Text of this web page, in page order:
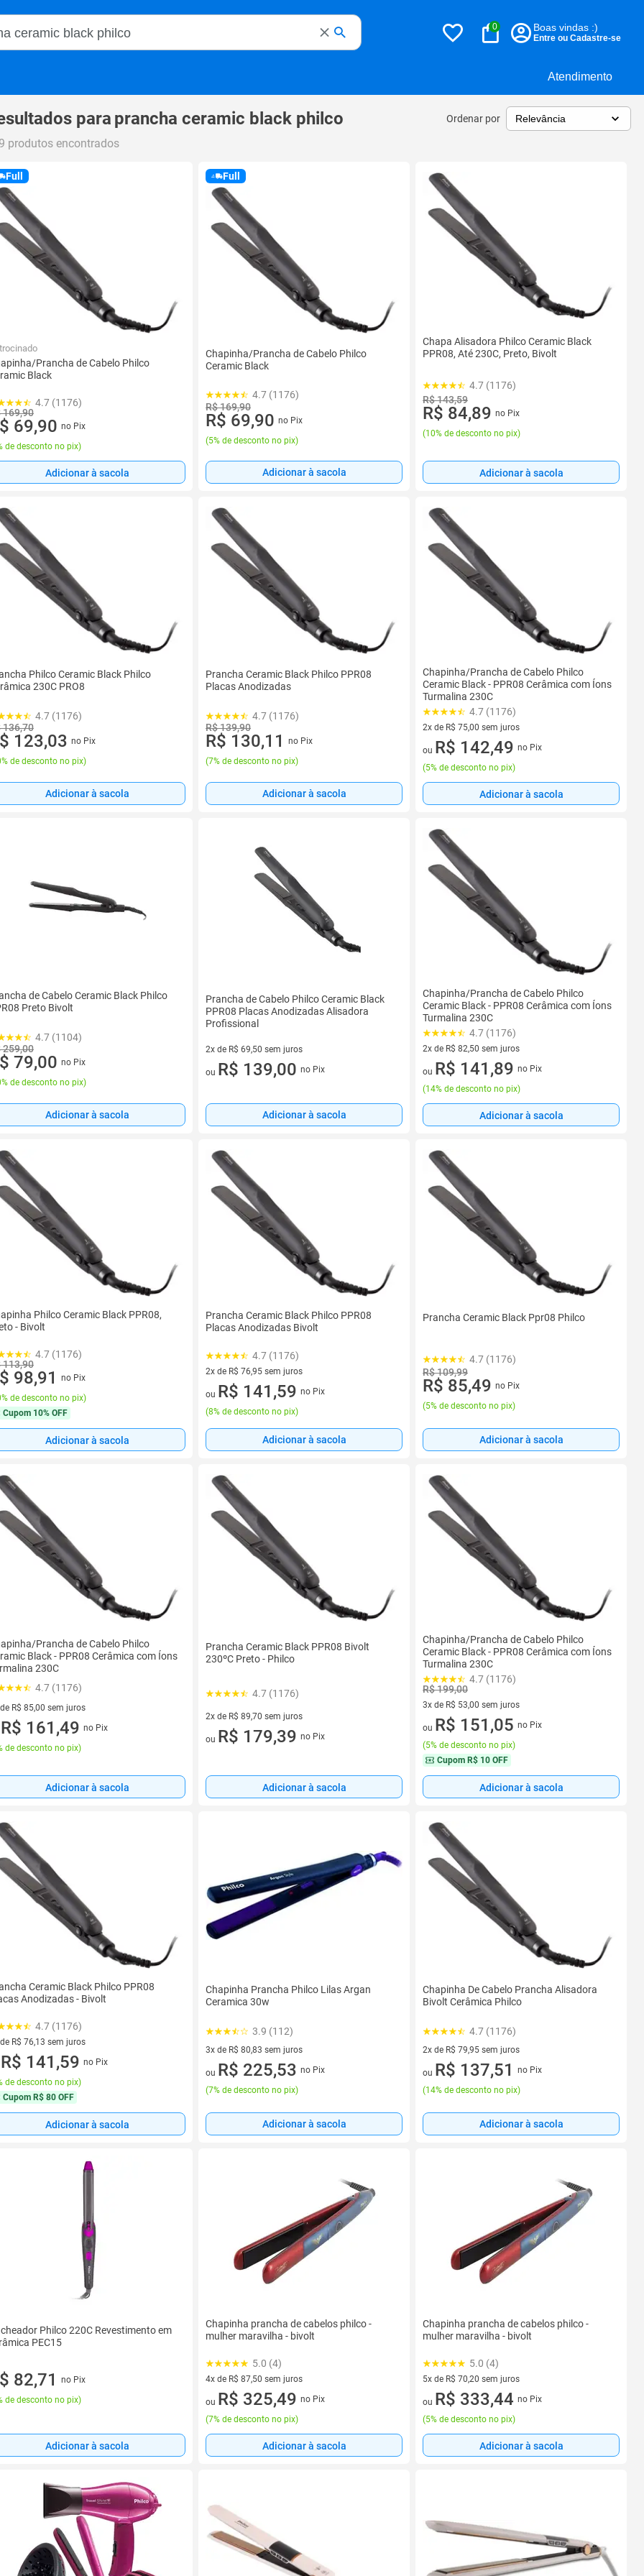
Atendimento
Magalu
0 Boas vindas :)
Entre ou Cadastre-se
para prancha ceramic black philco Ordenar por
produtos encontrados
Full
Prancha de Cabelo Philco
Black
4.7 (1176)
169,90
69,90 no Pix
de desconto no pix)
Adicionar à sacola
Full
Chapinha/Prancha de Cabelo Philco
Ceramic Black
4.7 (1176)
R$ 169,90
R$ 69,90 no Pix
(5% de desconto no pix)
Adicionar à sacola
Chapa Alisadora Philco Ceramic Black
PPR08, Até 230C, Preto, Bivolt
4.7 (1176)
R$ 143,59
R$ 84,89 no Pix
(10% de desconto no pix)
Adicionar à sacola
Philco Ceramic Black Philco
230C PRO8
4.7 (1176)
136,70
123,03 no Pix
de desconto no pix)
Adicionar à sacola
Prancha Ceramic Black Philco PPR08
Placas Anodizadas
4.7 (1176)
R$ 139,90
R$ 130,11
no Pix
(7% de desconto no pix)
Adicionar à sacola
Chapinha/Prancha de Cabelo Philco
Ceramic Black - PPR08 Cerâmica com Íons
Turmalina 230C
4.7 (1176)
2x de R$ 75,00 sem juros
2 vez de R$ 75,00 sem juros
ou R$ 142,49 no Pix
(5% de desconto no pix)
Adicionar à sacola
de Cabelo Ceramic Black Philco
Preto Bivolt
4.7 (1104)
259,00
79,00 no Pix
de desconto no pix)
Adicionar à sacola
Prancha de Cabelo Philco Ceramic Black
PPR08 Placas Anodizadas Alisadora
Profissional
2x de R$ 69,50 sem juros
2 vez de R$ 69,50 sem juros
ou R$ 139,00 no Pix
Adicionar à sacola
Chapinha/Prancha de Cabelo Philco
Ceramic Black - PPR08 Cerâmica com Íons
Turmalina 230C
4.7 (1176)
2x de R$ 82,50 sem juros
2 vez de R$ 82,50 sem juros
ou R$ 141,89 no Pix
(14% de desconto no pix)
Adicionar à sacola
Philco Ceramic Black PPR08,
- Bivolt
4.7 (1176)
113,90
98,91
no Pix
de desconto no pix)
Cupom 10% OFF
Adicionar à sacola
Prancha Ceramic Black Philco PPR08
Placas Anodizadas Bivolt
4.7 (1176)
2x de R$ 76,95 sem juros
2 vez de R$ 76,95 sem juros
ou R$ 141,59 no Pix
(8% de desconto no pix)
Adicionar à sacola
Prancha Ceramic Black Ppr08 Philco
4.7 (1176)
R$ 109,99
R$ 85,49 no Pix
(5% de desconto no pix)
Adicionar à sacola
Prancha de Cabelo Philco
Black - PPR08 Cerâmica com Íons
230C
4.7 (1176)
R$ 85,00 sem juros
de R$ 85,00 sem juros
R$ 161,49 no Pix
de desconto no pix)
Adicionar à sacola
Prancha Ceramic Black PPR08 Bivolt
230ºC Preto - Philco
4.7 (1176)
2x de R$ 89,70 sem juros
2 vez de R$ 89,70 sem juros
ou R$ 179,39 no Pix
Adicionar à sacola
Chapinha/Prancha de Cabelo Philco
Ceramic Black - PPR08 Cerâmica com Íons
Turmalina 230C
4.7 (1176)
R$ 199,00
3x de R$ 53,00 sem juros
3 vez de R$ 53,00 sem juros
ou R$ 151,05 no Pix
(5% de desconto no pix)
Cupom R$ 10 OFF
Adicionar à sacola
Ceramic Black Philco PPR08
Anodizadas - Bivolt
4.7 (1176)
R$ 76,13 sem juros
de R$ 76,13 sem juros
R$ 141,59 no Pix
de desconto no pix)
Cupom R$ 80 OFF
Adicionar à sacola
Chapinha Prancha Philco Lilas Argan
Ceramica 30w
3.9 (112)
3x de R$ 80,83 sem juros
3 vez de R$ 80,83 sem juros
ou R$ 225,53 no Pix
(7% de desconto no pix)
Adicionar à sacola
Chapinha De Cabelo Prancha Alisadora
Bivolt Cerâmica Philco
4.7 (1176)
2x de R$ 79,95 sem juros
2 vez de R$ 79,95 sem juros
ou R$ 137,51
no Pix
(14% de desconto no pix)
Adicionar à sacola
Philco 220C Revestimento em
PEC15
82,71
no Pix
de desconto no pix)
Adicionar à sacola
Chapinha prancha de cabelos philco -
mulher maravilha - bivolt
5.0 (4)
4x de R$ 87,50 sem juros
4 vez de R$ 87,50 sem juros
ou R$ 325,49 no Pix
(7% de desconto no pix)
Adicionar à sacola
Chapinha prancha de cabelos philco -
mulher maravilha - bivolt
5.0 (4)
5x de R$ 70,20 sem juros
5 vez de R$ 70,20 sem juros
ou R$ 333,44 no Pix
(5% de desconto no pix)
Adicionar à sacola